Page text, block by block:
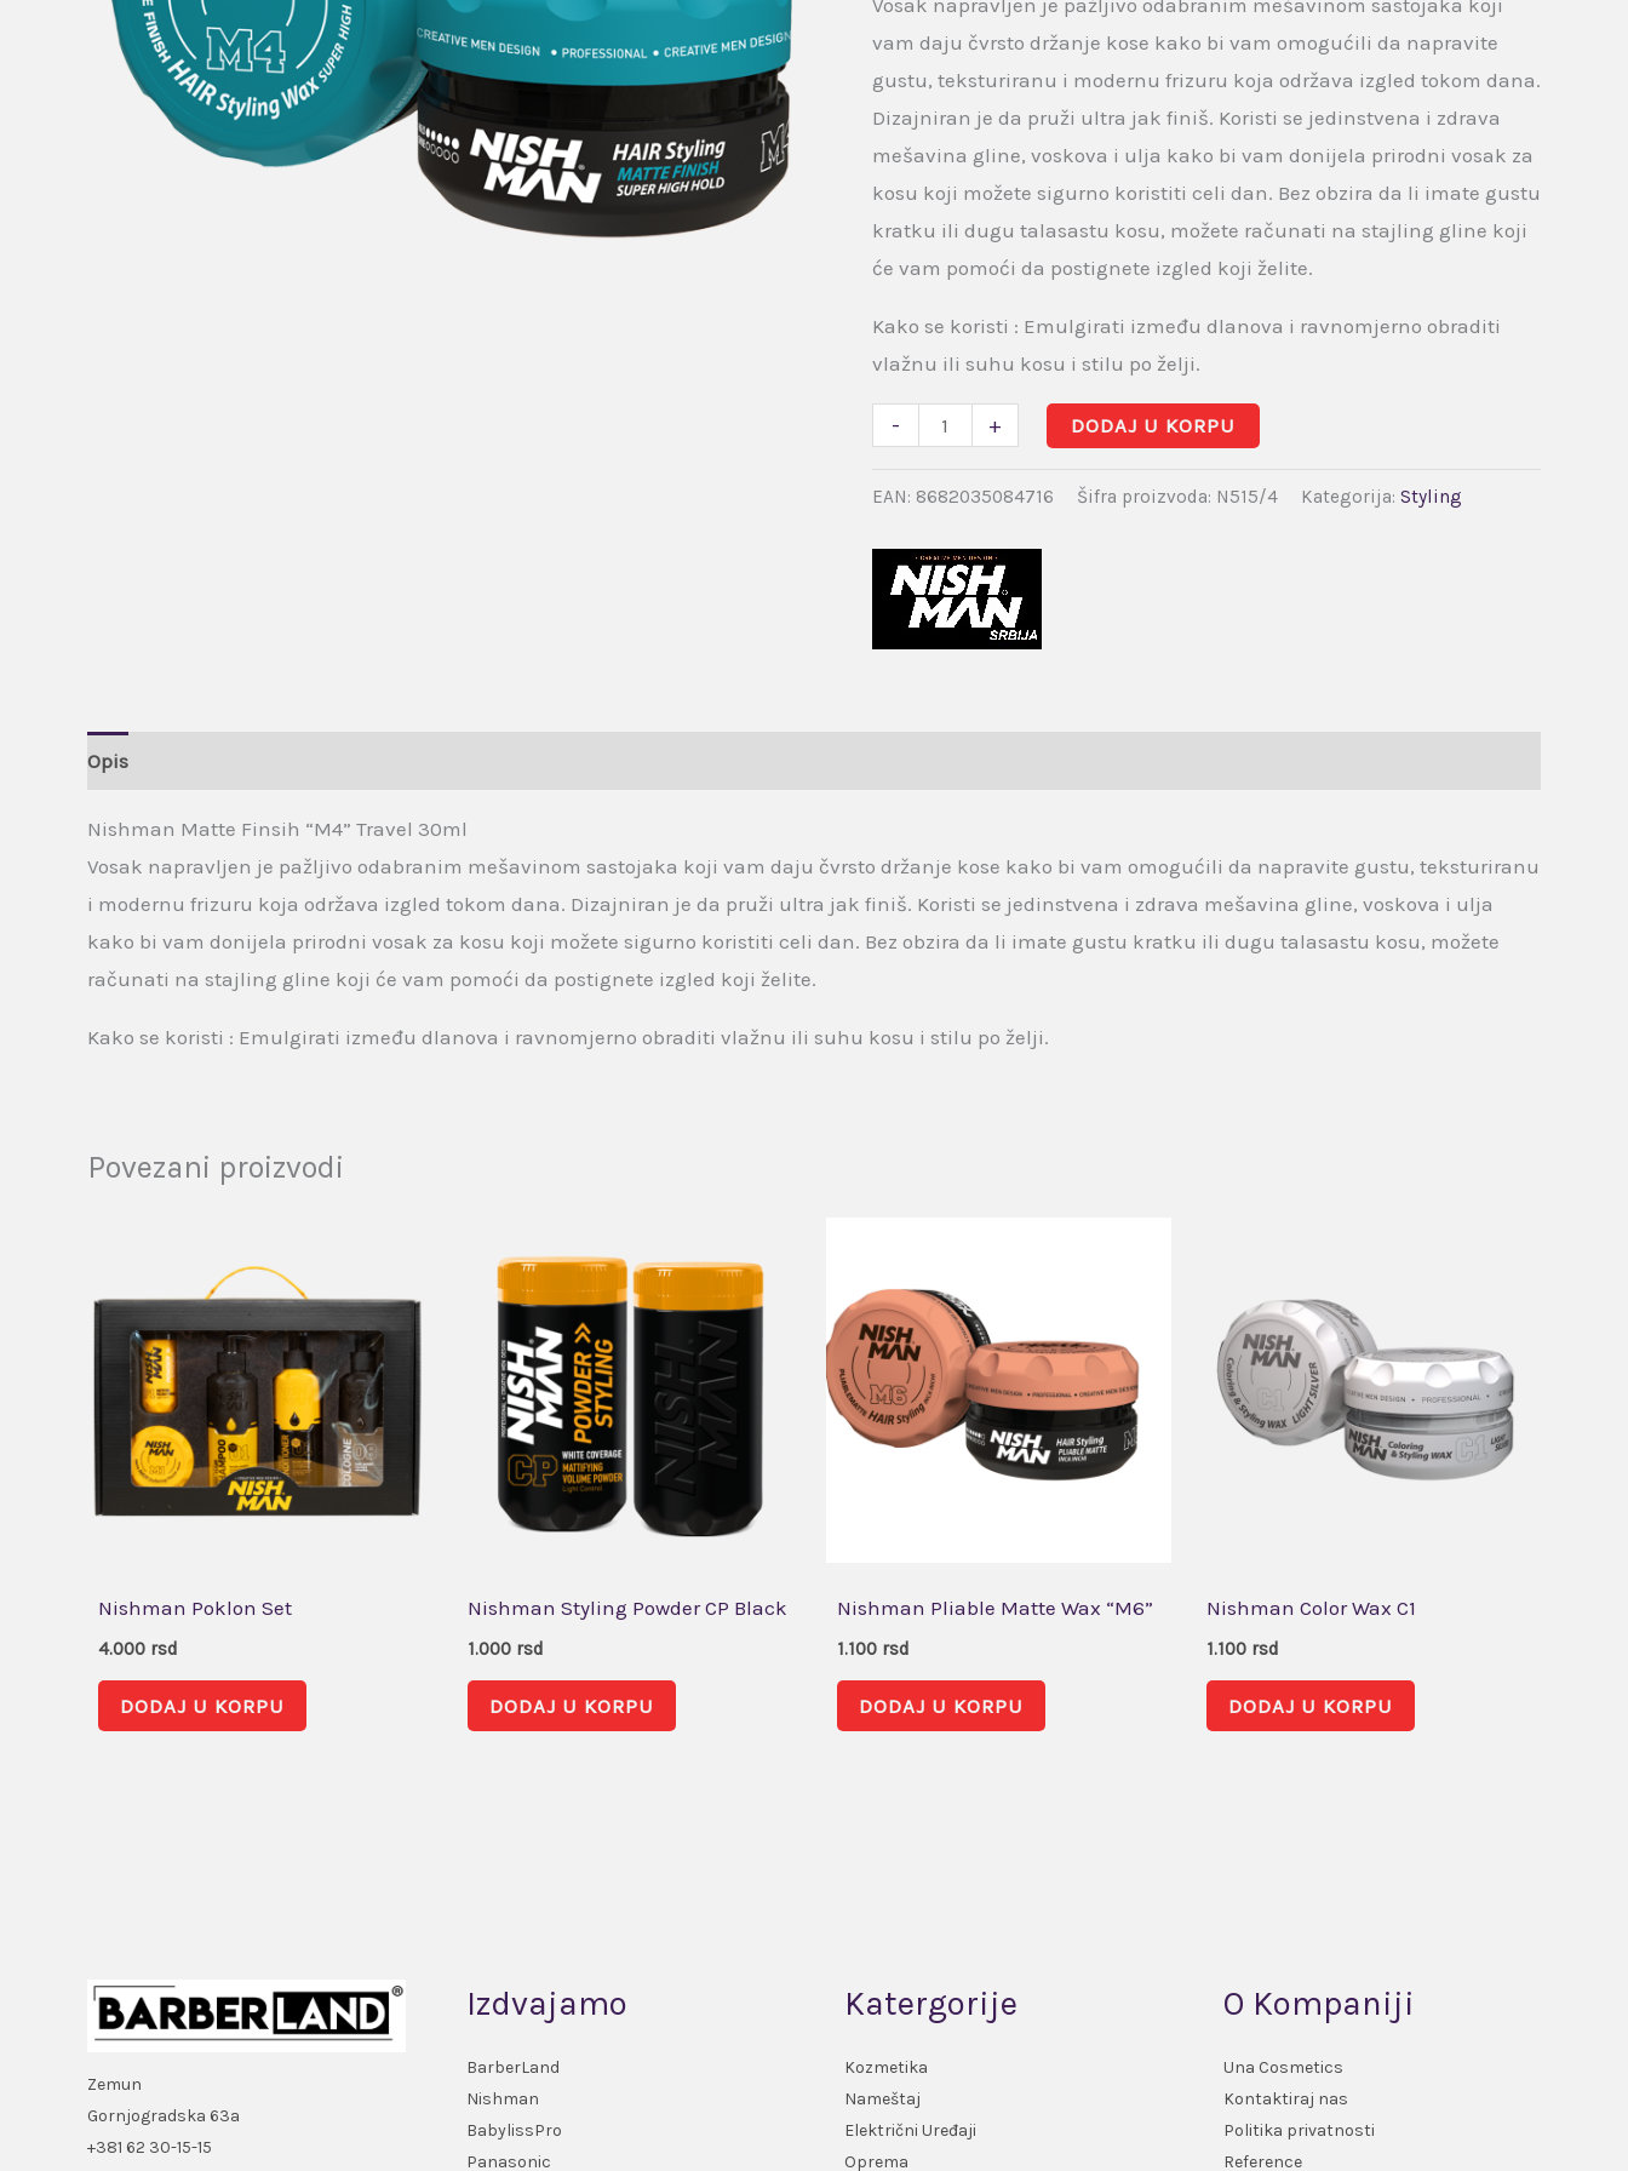
Vosak napravljen je pažljivo odabranim mešavinom sastojaka koji
vam daju čvrsto držanje kose kako bi vam omogućili da napravite
gustu, teksturiranu i modernu frizuru koja održava izgled tokom dana.
Dizajniran je da pruži ultra jak finiš. Koristi se jedinstvena i zdrava
mešavina gline, voskova i ulja kako bi vam donijela prirodni vosak za
kosu koji možete sigurno koristiti celi dan. Bez obzira da li imate gustu
kratku ili dugu talasastu kosu, možete računati na stajling gline koji
će vam pomoći da postignete izgled koji želite.
Kako se koristi : Emulgirati između dlanova i ravnomjerno obraditi
vlažnu ili suhu kosu i stilu po želji.
- + DODAJ U KORPU
EAN: 8682035084716 Šifra proizvoda: N515/4 Kategorija: Styling
Opis
Nishman Matte Finsih “M4” Travel 30ml
Vosak napravljen je pažljivo odabranim mešavinom sastojaka koji vam daju čvrsto držanje kose kako bi vam omogućili da napravite gustu, teksturiranu
i modernu frizuru koja održava izgled tokom dana. Dizajniran je da pruži ultra jak finiš. Koristi se jedinstvena i zdrava mešavina gline, voskova i ulja
kako bi vam donijela prirodni vosak za kosu koji možete sigurno koristiti celi dan. Bez obzira da li imate gustu kratku ili dugu talasastu kosu, možete
računati na stajling gline koji će vam pomoći da postignete izgled koji želite.
Kako se koristi : Emulgirati između dlanova i ravnomjerno obraditi vlažnu ili suhu kosu i stilu po želji.
Povezani proizvodi
Nishman Poklon Set
4.000 rsd
DODAJ U KORPU
Nishman Styling Powder CP Black
1.000 rsd
DODAJ U KORPU
Nishman Pliable Matte Wax “M6”
1.100 rsd
DODAJ U KORPU
Nishman Color Wax C1
1.100 rsd
DODAJ U KORPU
Zemun
Gornjogradska 63a
+381 62 30-15-15
Izdvajamo
BarberLand
Nishman
BabylissPro
Panasonic
Katergorije
Kozmetika
Nameštaj
Električni Uređaji
Oprema
O Kompaniji
Una Cosmetics
Kontaktiraj nas
Politika privatnosti
Reference